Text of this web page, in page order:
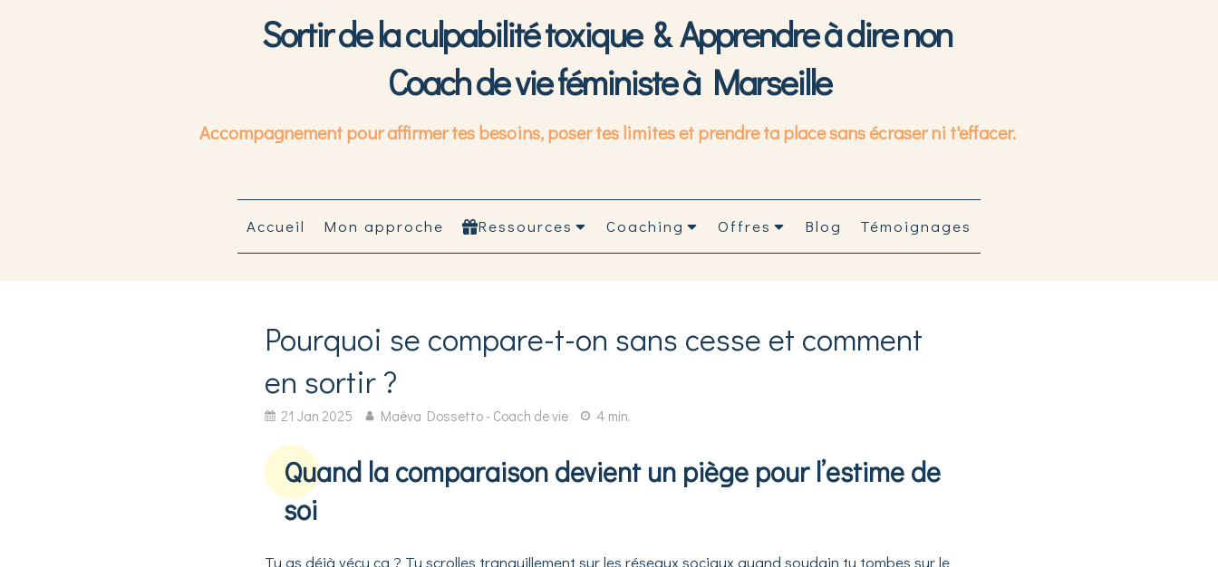
Sortir de la culpabilité toxique & Apprendre à dire non
Coach de vie féministe à Marseille
Accompagnement pour affirmer tes besoins, poser tes limites et prendre ta place sans écraser ni t'effacer.
Accueil Mon approche Ressources Coaching Offres Blog Témoignages
Pourquoi se compare-t-on sans cesse et comment
en sortir ?
21 Jan 2025 Maëva Dossetto - Coach de vie 4 min.
Quand la comparaison devient un piège pour l’estime de
soi
Tu as déjà vécu ça ? Tu scrolles tranquillement sur les réseaux sociaux quand soudain tu tombes sur le